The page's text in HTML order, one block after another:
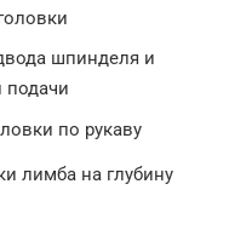
шпинделя и
подачи
по рукаву
лимба на глубину